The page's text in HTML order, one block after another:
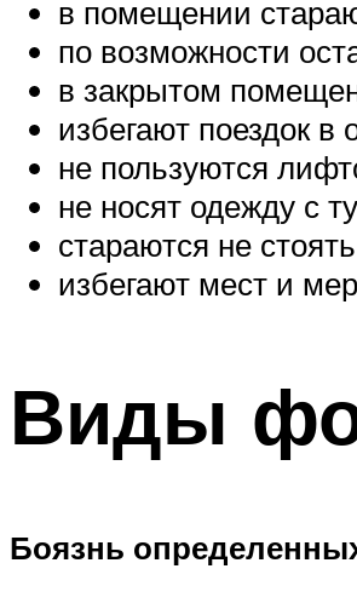
в помещении
по возможности
в закрытом
избегают поездок
не пользуются
не носят одежду с
стараются не
избегают мест и
Виды
Боязнь